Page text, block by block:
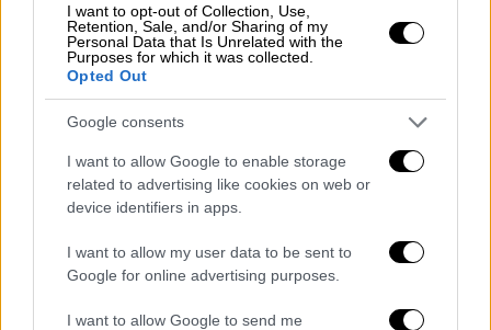
I want to opt-out of Collection, Use,
Retention, Sale, and/or Sharing of my
Personal Data that Is Unrelated with the
Purposes for which it was collected.
Opted Out
Google consents
I want to allow Google to enable storage
related to advertising like cookies on web or
device identifiers in apps.
I want to allow my user data to be sent to
Google for online advertising purposes.
I want to allow Google to send me
Ελλάδα 27.09.2024 09:26
Μητέρα στον Βόλο χαστούκισε την
8χρονη κόρη της, γιατί δεν ήθελε να πάει
Καταδικάστηκε για ενδοοικογενειακή βία